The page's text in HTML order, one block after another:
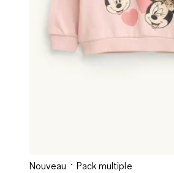
Nouveau
Pack multiple